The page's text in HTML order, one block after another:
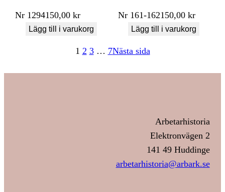
Nr 1294150,00kr
Lägg till i varukorg
Nr 161-162150,00kr
Lägg till i varukorg
1 2 3 … 7Nästa sida
Arbetarhistoria
Elektronvägen 2
141 49 Huddinge
arbetarhistoria@arbark.se